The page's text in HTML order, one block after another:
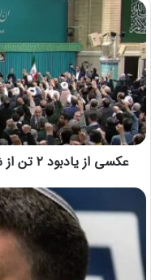
عکسی از یادبود ۲ تن از شهدای خدمت درحسینیه امام خمینی